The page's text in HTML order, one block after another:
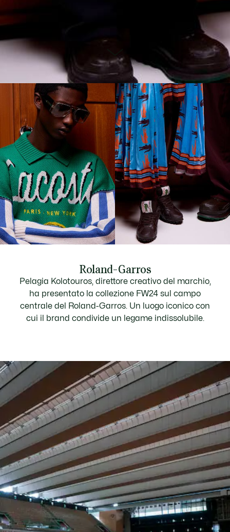
scroll
to
next
layer
Roland-Garros
Pelagia Kolotouros, direttore creativo del marchio,
ha presentato la collezione FW24 sul campo
centrale del Roland-Garros. Un luogo iconico con
cui il brand condivide un legame indissolubile.